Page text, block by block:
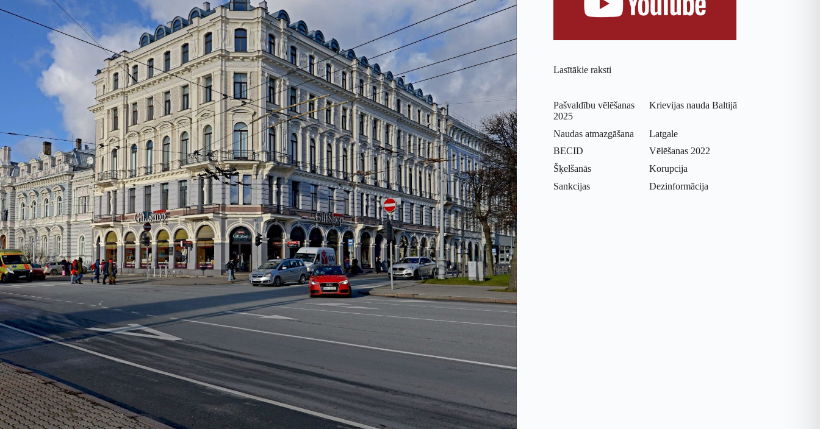
Lasītākie raksti
Pašvaldību vēlēšanas
2025
Krievijas nauda Baltijā
Naudas atmazgāšana
Latgale
BECID
Vēlēšanas 2022
Šķelšanās
Korupcija
Sankcijas
Dezinformācija